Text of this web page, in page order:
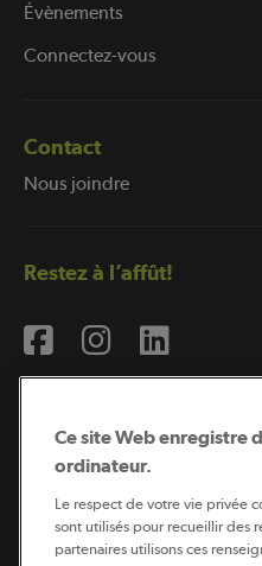
Évènements
Connectez-vous
Contact
Nous joindre
Restez à l’affût!
Ce site Web enregistre
ordinateur.
Le respect de votre vie privée
sont utilisés pour recueillir des
partenaires utilisons ces